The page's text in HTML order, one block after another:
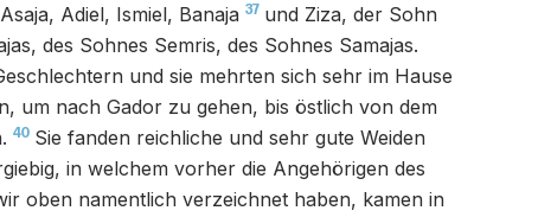
Adiel, Ismiel, Banaja 37 und Ziza, der Sohn
des Sohnes Semris, des Sohnes Samajas.
und sie mehrten sich sehr im Hause
um nach Gador zu gehen, bis östlich von dem
40 Sie fanden reichliche und sehr gute Weiden
in welchem vorher die Angehörigen des
oben namentlich verzeichnet haben, kamen in